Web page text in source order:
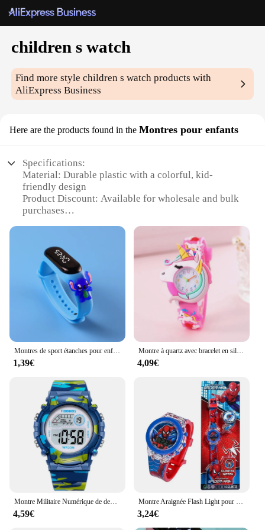
children s watch
Find more stylechildren s watch products with
AliExpress Business
Here are the products found in the Montres pour enfants
Specifications:
Material: Durable plastic with a colorful, kid-
friendly design
Product Discount: Available for wholesale and bulk
purchases
Design and Style: Fun and playful, featuring vibrant
colors and engaging graphics
Usage and Purpose: Perfect for teaching time and
enhancing daily routines
Typical Adaptive Scenario: School, playtime, and
outdoor activities
Shape or Size or Weight or Quantity: Lightweight
and comfortable to wear, with a standard size
suitable for children's wrists
Features:
The Children's Watch is not just a timepiece; it's a
tool for learning and development. The vibrant
colors and engaging graphics make it an exciting
accessory for kids, while the clear dial and easy-to-
read numbers help them learn to tell time. The watch
is designed to be both durable and lightweight,
ensuring that it can withstand the rigors of playtime
while remaining comfortable on young wrists. It's
an essential addition to any child's collection,
fostering independence and responsibility.
**Versatile and Convenient**
Montres de sport étanches pour enfants, montre SpidSuffolk Butter pour filles, bracelet électronique, horloge tactile LED, mode
1,39€
Montre à quartz avec bracelet en silicone pour enfants, arc-en-ciel, nuage imprimé, dessin animé mignon, garçons, filles, nouveau, 2024
4,09€
Montre Militaire Numérique de dehors pour Enfant Garçon et Fille, Horloge Électronique Étanche avec Alarme et Date, Nouvelle Collection
4,59€
Montre Araignée Flash Light pour Enfants, Décodage de Dessin Animé, Horloge Cadeaux pour Garçons et Bol, Étudiants
3,24€